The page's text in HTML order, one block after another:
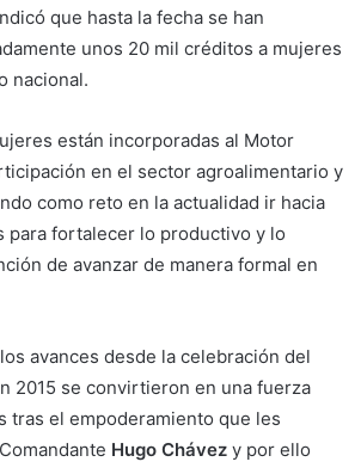
que hasta la fecha se han
unos 20 mil créditos a mujeres
nacional.
están incorporadas al Motor
en el sector agroalimentario y
como reto en la actualidad ir hacia
para fortalecer lo productivo y lo
de avanzar de manera formal en
avances desde la celebración del
2015 se convirtieron en una fuerza
tras el empoderamiento que les
Hugo Chávez y por ello